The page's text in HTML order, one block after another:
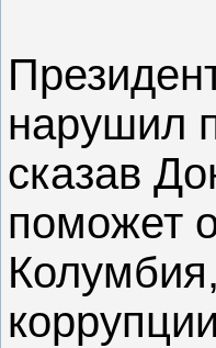
нарушил
сказав
поможет